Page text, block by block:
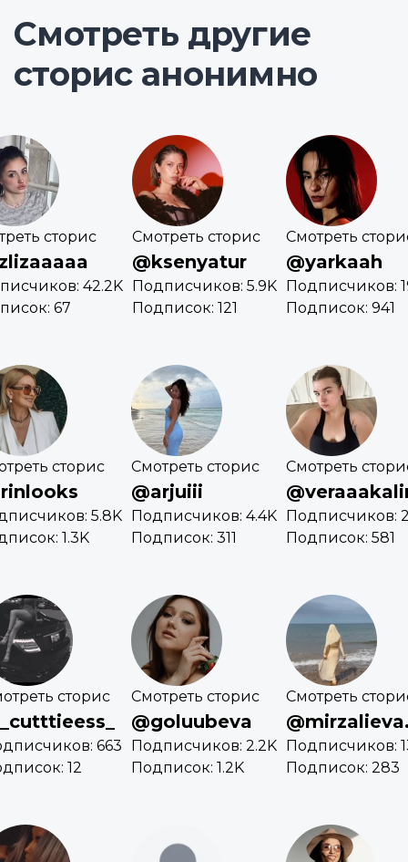
Смотреть другие
сторис анонимно
сторис
42.2K
67
Смотреть сторис
@ksenyatur
Подписчиков: 5.9K
Подписок: 121
Смотреть
@yarkaah
Подписчиков:
Подписок: 941
сторис
5.8K
1.3K
Смотреть сторис
@arjuiii
Подписчиков: 4.4K
Подписок: 311
Смотреть
Подписчиков:
Подписок: 581
сторис
663
12
Смотреть сторис
@goluubeva
Подписчиков: 2.2K
Подписок: 1.2K
Смотреть
Подписчиков:
Подписок: 283